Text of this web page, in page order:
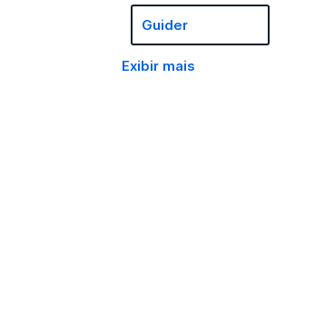
Guider
Exibir mais